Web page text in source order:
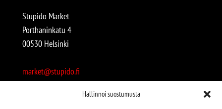
Hallinnoi suostumusta
Stupido Market
Porthaninkatu 4
00530 Helsinki
market@stupido.fi